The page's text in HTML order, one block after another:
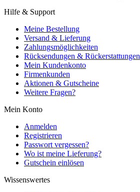
Hilfe & Support
Meine Bestellung
Versand & Lieferung
Zahlungsmöglichkeiten
Rücksendungen & Rückerstattungen
Mein Kundenkonto
Firmenkunden
Aktionen & Gutscheine
Weitere Fragen?
Mein Konto
Anmelden
Registrieren
Passwort vergessen?
Wo ist meine Lieferung?
Gutschein einlösen
Wissenswertes